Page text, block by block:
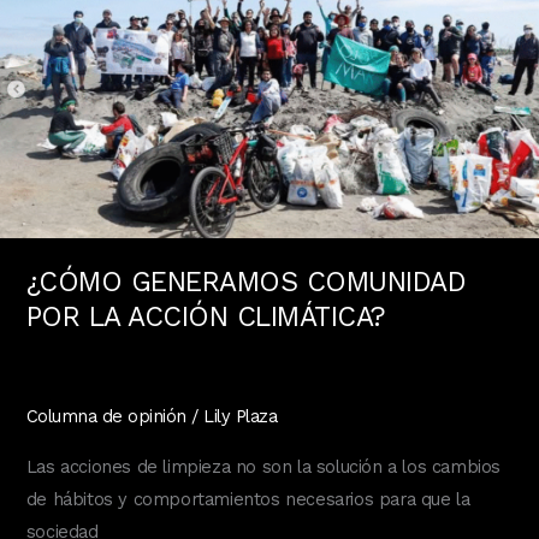
¿CÓMO GENERAMOS COMUNIDAD
POR LA ACCIÓN CLIMÁTICA?
Columna de opinión / Lily Plaza
Las acciones de limpieza no son la solución a los cambios
de hábitos y comportamientos necesarios para que la
sociedad